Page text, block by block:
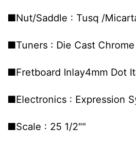
■Nut/Saddle : Tusq /
■Tuners : Die Cast Chrome
■Fretboard Inlay4mm Dot
■Electronics : Expression
■Scale : 25 1/2""